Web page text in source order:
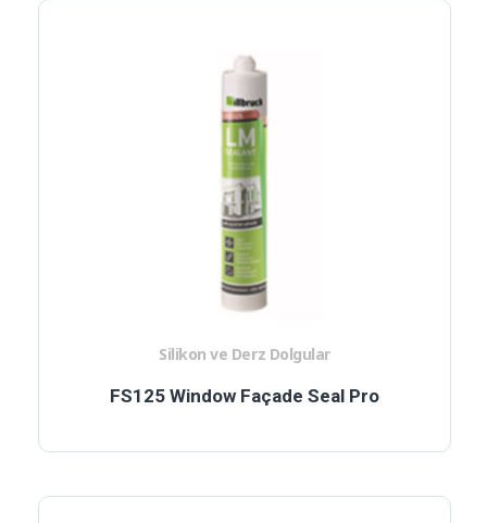
FS125 Window Façade Seal Pro
Silikon ve Derz Dolgular